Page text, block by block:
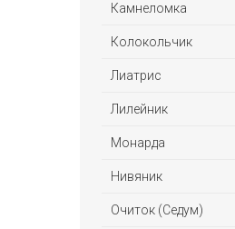
Камнеломка
Колокольчик
Лиатрис
Лилейник
Монарда
Нивяник
Очиток (Седум)